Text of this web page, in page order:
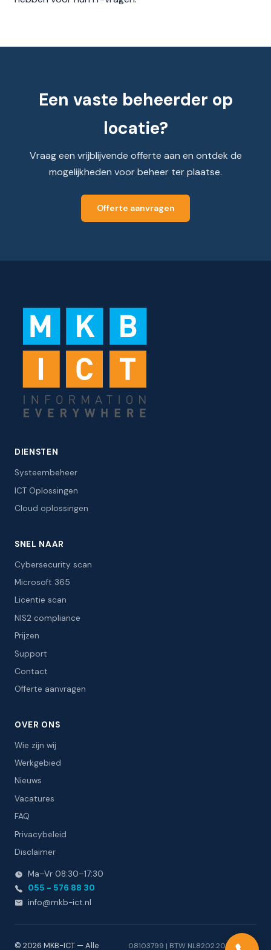
Een vaste beheerder op
locatie?
Vraag een vrijblijvende offerte aan en ontdek de
mogelijkheden voor beheer ter plaatse.
Offerte aanvragen
DIENSTEN
Systeembeheer
ICT Oplossingen
Cloud oplossingen
SNEL NAAR
Cybersecurity scan
Microsoft 365
Licentie scan
NIS2 compliance
Prijzen
Support
Contact
Offerte aanvragen
OVER ONS
Wie zijn wij
Werkgebied
Nieuws
Vacatures
FAQ
Privacybeleid
Disclaimer
Ma–Vr 08:30–17:30
055 - 576 88 30
info@mkb-ict.nl
© 2026 MKB-ICT — Alle 08103799 | BTW NL8202.20.413.B01 |